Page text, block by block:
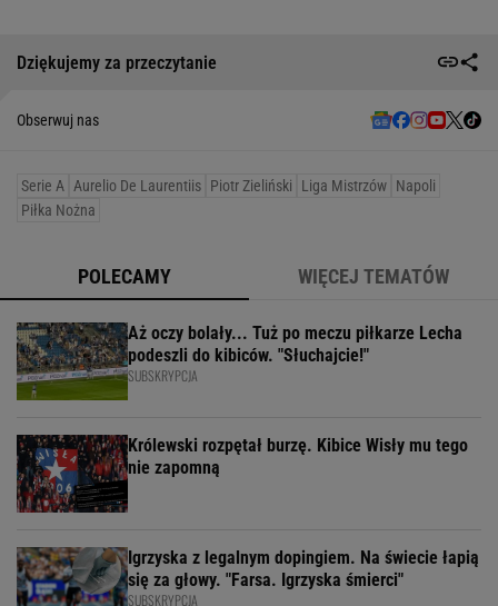
Dziękujemy za przeczytanie
Obserwuj nas
Serie A Aurelio De Laurentiis Piotr Zieliński Liga Mistrzów Napoli
Piłka Nożna
POLECAMY WIĘCEJ TEMATÓW
Aż oczy bolały... Tuż po meczu piłkarze Lecha
podeszli do kibiców. "Słuchajcie!"
SUBSKRYPCJA
Królewski rozpętał burzę. Kibice Wisły mu tego
nie zapomną
Igrzyska z legalnym dopingiem. Na świecie łapią
się za głowy. "Farsa. Igrzyska śmierci"
SUBSKRYPCJA